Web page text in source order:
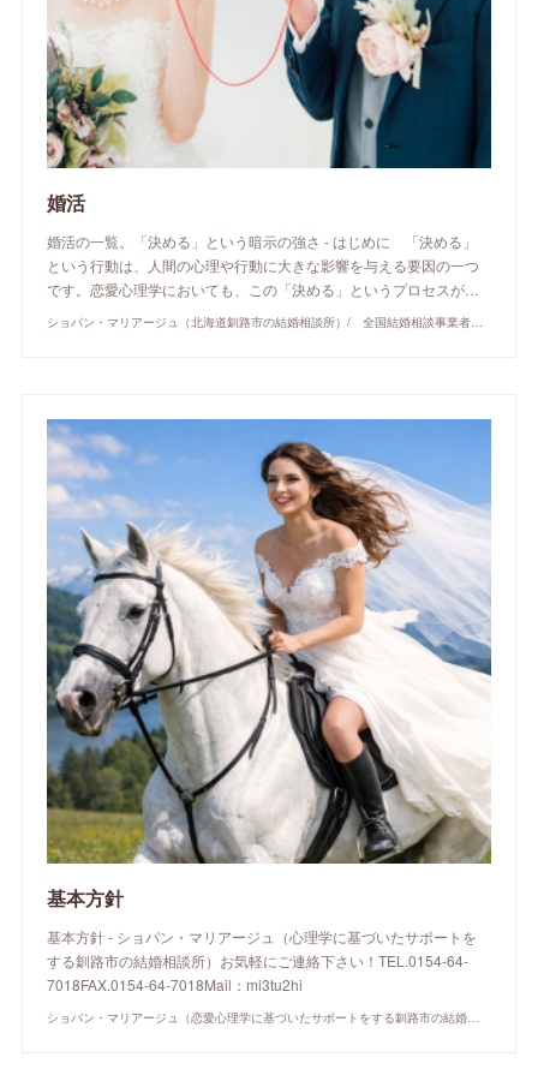
婚活
婚活の一覧。「決める」という暗示の強さ - はじめに 「決める」
という行動は、人間の心理や行動に大きな影響を与える要因の一つ
です。恋愛心理学においても、この「決める」というプロセスが…
ショパン・マリアージュ（北海道釧路市の結婚相談所）/ 全国結婚相談事業者連盟正規加盟店 / cherry-piano.com
基本方針
基本方針 - ショパン・マリアージュ（心理学に基づいたサポートを
する釧路市の結婚相談所）お気軽にご連絡下さい！TEL.0154-64-
7018FAX.0154-64-7018Mail：mi3tu2hi